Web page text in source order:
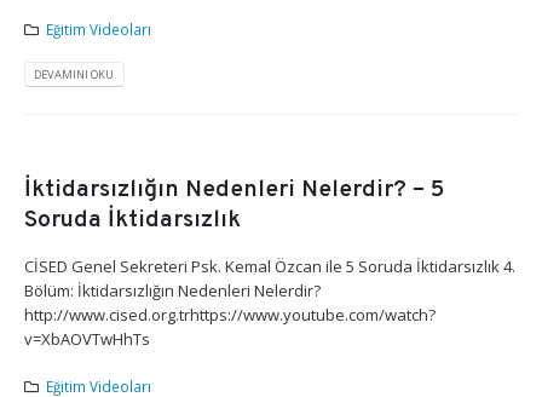
Eğitim Videoları
DEVAMINI OKU
İktidarsızlığın Nedenleri Nelerdir? – 5
Soruda İktidarsızlık
CİSED Genel Sekreteri Psk. Kemal Özcan ile 5 Soruda İktidarsızlık 4.
Bölüm: İktidarsızlığın Nedenleri Nelerdir?
http://www.cised.org.trhttps://www.youtube.com/watch?
v=XbAOVTwHhTs
Eğitim Videoları